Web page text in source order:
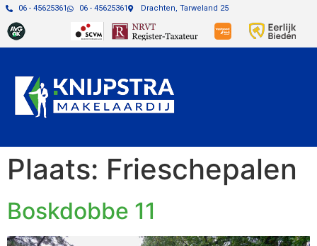
06 - 45625361 06 - 45625361 Drachten, Tarweland 25
Plaats: Frieschepalen
Boskdobbe 11